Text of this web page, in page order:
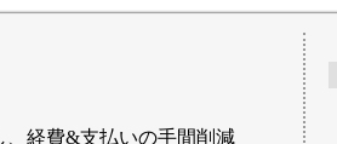
、経費&支払いの手間削減